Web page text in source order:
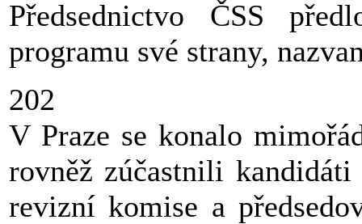
Předsednictvo ČSS
programu své strany,
202
V Praze se konalo
rovněž zúčastnili
revizní komise a